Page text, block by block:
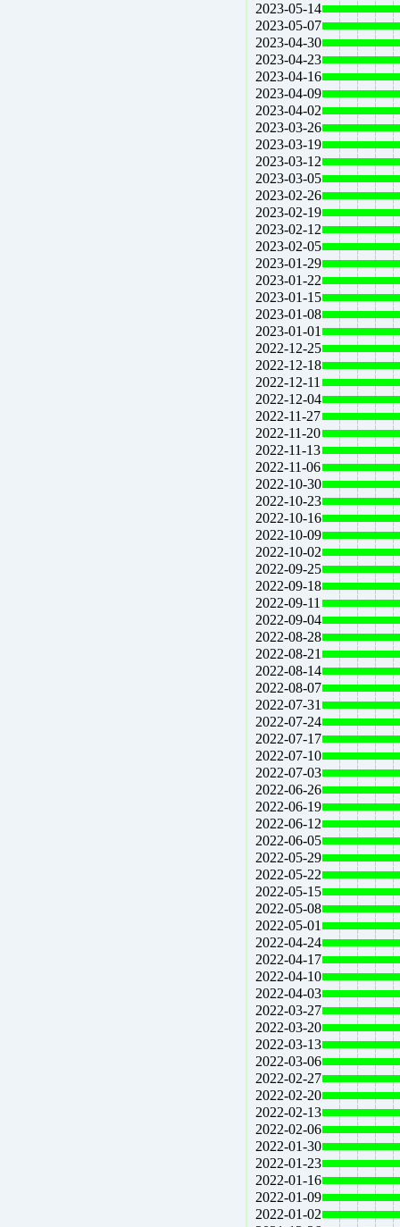
2023-05-14
2023-05-07
2023-04-30
2023-04-23
2023-04-16
2023-04-09
2023-04-02
2023-03-26
2023-03-19
2023-03-12
2023-03-05
2023-02-26
2023-02-19
2023-02-12
2023-02-05
2023-01-29
2023-01-22
2023-01-15
2023-01-08
2023-01-01
2022-12-25
2022-12-18
2022-12-11
2022-12-04
2022-11-27
2022-11-20
2022-11-13
2022-11-06
2022-10-30
2022-10-23
2022-10-16
2022-10-09
2022-10-02
2022-09-25
2022-09-18
2022-09-11
2022-09-04
2022-08-28
2022-08-21
2022-08-14
2022-08-07
2022-07-31
2022-07-24
2022-07-17
2022-07-10
2022-07-03
2022-06-26
2022-06-19
2022-06-12
2022-06-05
2022-05-29
2022-05-22
2022-05-15
2022-05-08
2022-05-01
2022-04-24
2022-04-17
2022-04-10
2022-04-03
2022-03-27
2022-03-20
2022-03-13
2022-03-06
2022-02-27
2022-02-20
2022-02-13
2022-02-06
2022-01-30
2022-01-23
2022-01-16
2022-01-09
2022-01-02